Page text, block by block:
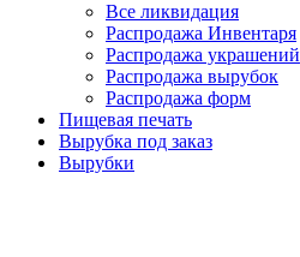
Все ликвидация
Распродажа Инвентаря
Распродажа украшений
Распродажа вырубок
Распродажа форм
Пищевая печать
Вырубка под заказ
Вырубки